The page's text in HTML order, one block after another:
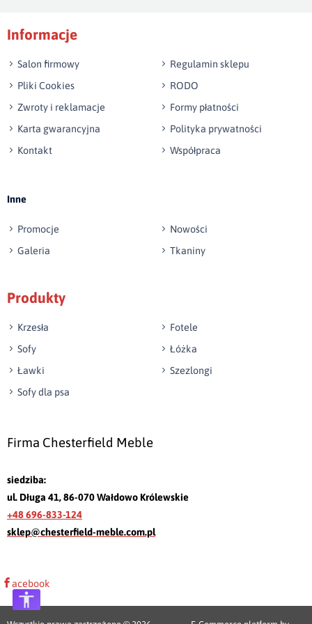
Wyślij opinię
Informacje
Salon firmowy
Regulamin sklepu
Pliki Cookies
RODO
Zwroty i reklamacje
Formy płatności
Karta gwarancyjna
Polityka prywatności
Kontakt
Współpraca
Inne
Promocje
Nowości
Galeria
Tkaniny
Produkty
Krzesła
Fotele
Sofy
Łóżka
Ławki
Szezlongi
Sofy dla psa
Firma Chesterfield Meble
siedziba:
ul. Długa 41, 86-070 Wałdowo Królewskie
+48 696-833-124
sklep@chesterfield-meble.com.pl
acebook